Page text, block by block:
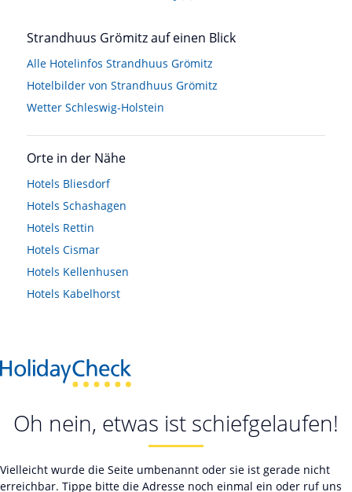
Strandhuus Grömitz auf einen Blick
Alle Hotelinfos Strandhuus Grömitz
Hotelbilder von Strandhuus Grömitz
Wetter Schleswig-Holstein
Orte in der Nähe
Hotels Bliesdorf
Hotels Schashagen
Hotels Rettin
Hotels Cismar
Hotels Kellenhusen
Hotels Kabelhorst
Oh nein, etwas ist schiefgelaufen!
Vielleicht wurde die Seite umbenannt oder sie ist gerade nicht
erreichbar. Tippe bitte die Adresse noch einmal ein oder ruf uns